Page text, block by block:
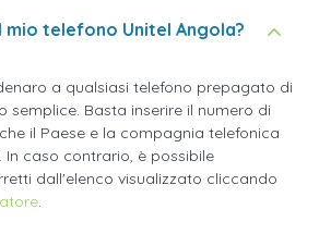
mio telefono Unitel Angola?
a qualsiasi telefono prepagato di
semplice. Basta inserire il numero di
il Paese e la compagnia telefonica
In caso contrario, è possibile
dall'elenco visualizzato cliccando
.